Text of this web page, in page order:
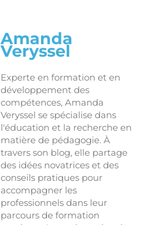
Amanda
Veryssel
Experte en formation et en
développement des
compétences, Amanda
Veryssel se spécialise dans
l'éducation et la recherche en
matière de pédagogie. À
travers son blog, elle partage
des idées novatrices et des
conseils pratiques pour
accompagner les
professionnels dans leur
parcours de formation